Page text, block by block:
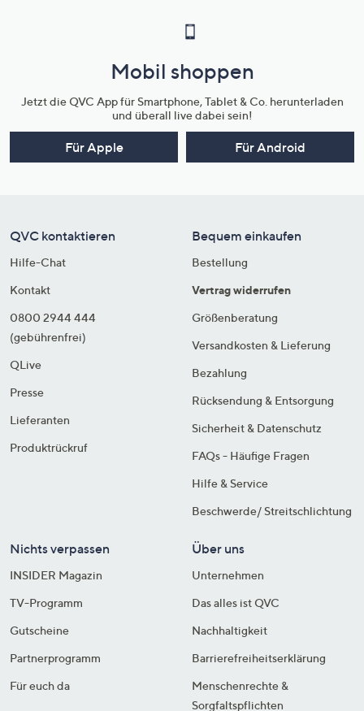
Mobil shoppen
Jetzt die QVC App für Smartphone, Tablet & Co. herunterladen
und überall live dabei sein!
Für Apple Für Android
QVC kontaktieren
Hilfe-Chat
Kontakt
0800 2944 444
(gebührenfrei)
QLive
Presse
Lieferanten
Produktrückruf
Bequem einkaufen
Bestellung
Vertrag widerrufen
Größenberatung
Versandkosten & Lieferung
Bezahlung
Rücksendung & Entsorgung
Sicherheit & Datenschutz
FAQs - Häufige Fragen
Hilfe & Service
Beschwerde/ Streitschlichtung
Nichts verpassen
INSIDER Magazin
TV-Programm
Gutscheine
Partnerprogramm
Für euch da
Über uns
Unternehmen
Das alles ist QVC
Nachhaltigkeit
Barrierefreiheitserklärung
Menschenrechte &
Sorgfaltspflichten